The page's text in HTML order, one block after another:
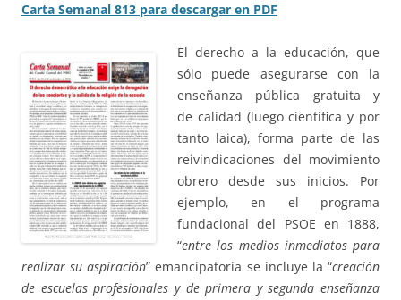
Carta Semanal 813 para descargar en PDF
El derecho a la educación, que
sólo puede asegurarse con la
enseñanza pública gratuita y
de calidad (luego científica y por
tanto laica), forma parte de las
reivindicaciones del movimiento
obrero desde sus inicios. Por
ejemplo, en el programa
fundacional del PSOE en 1888,
“entre los medios inmediatos para
realizar su aspiración” emancipatoria se incluye la “creación
de escuelas profesionales y de primera y segunda enseñanza